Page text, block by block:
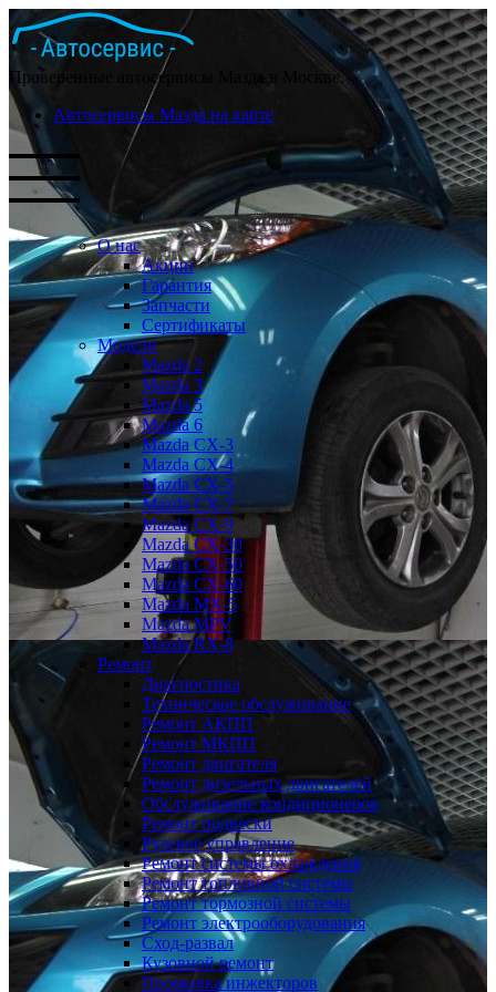
Проверенные автосервисы Мазда в Москве.
Автосервисы Мазда на карте
О нас
Акции
Гарантия
Запчасти
Сертификаты
Модели
Mazda 2
Mazda 3
Mazda 5
Mazda 6
Mazda СХ-3
Mazda СХ-4
Mazda СХ-5
Mazda CX-7
Mazda CX-9
Mazda CX-30
Mazda СХ-50
Mazda СХ-60
Mazda MX-5
Mazda MPV
Mazda RX-8
Ремонт
Диагностика
Техническое обслуживание
Ремонт АКПП
Ремонт МКПП
Ремонт двигателя
Ремонт дизельных двигателей
Обслуживание кондиционеров
Ремонт подвески
Рулевое управление
Ремонт системы охлаждения
Ремонт топливной системы
Ремонт тормозной системы
Ремонт электрооборудования
Сход-развал
Кузовной ремонт
Промывка инжекторов